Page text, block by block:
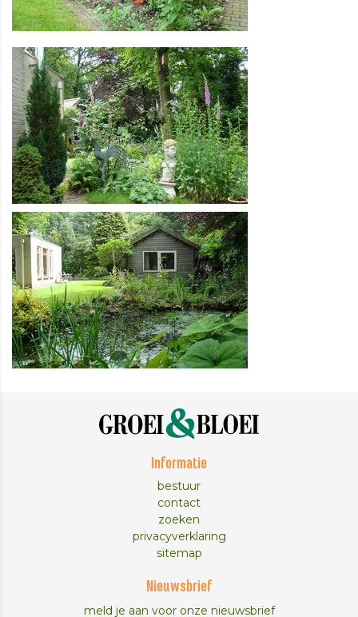
Informatie
bestuur
contact
zoeken
privacyverklaring
sitemap
Nieuwsbrief
meld je aan voor onze nieuwsbrief